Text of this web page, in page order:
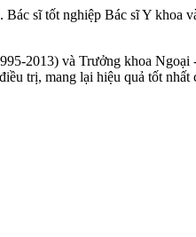
sĩ tốt nghiệp Bác sĩ Y khoa
2013) và Trưởng khoa
trị, mang lại hiệu quả tốt nhất